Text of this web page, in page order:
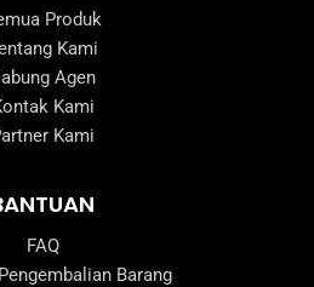
Produk
Kami
Agen
Kami
Kami
FAQ
Barang